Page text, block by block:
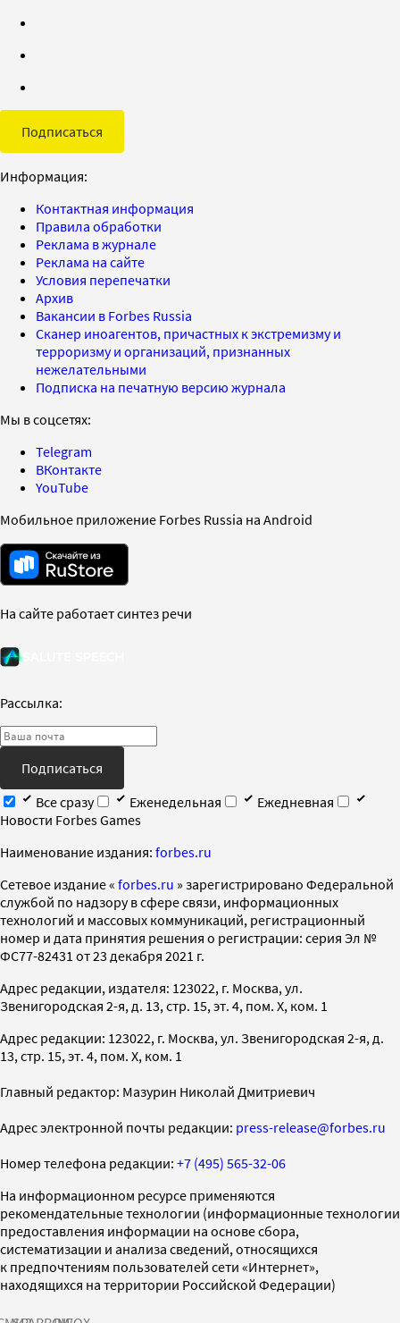
Подписаться
Информация:
Контактная информация
Правила обработки
Реклама в журнале
Реклама на сайте
Условия перепечатки
Архив
Вакансии в Forbes Russia
Сканер иноагентов, причастных к экстремизму и
терроризму и организаций, признанных
нежелательными
Подписка на печатную версию журнала
Мы в соцсетях:
Telegram
ВКонтакте
YouTube
Мобильное приложение Forbes Russia на Android
На сайте работает синтез речи
Рассылка:
Подписаться
Все сразу
Еженедельная
Ежедневная
Новости Forbes Games
Наименование издания: forbes.ru
Cетевое издание « forbes.ru » зарегистрировано Федеральной
службой по надзору в сфере связи, информационных
технологий и массовых коммуникаций, регистрационный
номер и дата принятия решения о регистрации: серия Эл №
ФС77-82431 от 23 декабря 2021 г.
Адрес редакции, издателя: 123022, г. Москва, ул.
Звенигородская 2-я, д. 13, стр. 15, эт. 4, пом. X, ком. 1
Адрес редакции: 123022, г. Москва, ул. Звенигородская 2-я, д.
13, стр. 15, эт. 4, пом. X, ком. 1
Главный редактор: Мазурин Николай Дмитриевич
Адрес электронной почты редакции: press-release@forbes.ru
Номер телефона редакции: +7 (495) 565-32-06
На информационном ресурсе применяются
рекомендательные технологии (информационные технологии
предоставления информации на основе сбора,
систематизации и анализа сведений, относящихся
к предпочтениям пользователей сети «Интернет»,
находящихся на территории Российской Федерации)